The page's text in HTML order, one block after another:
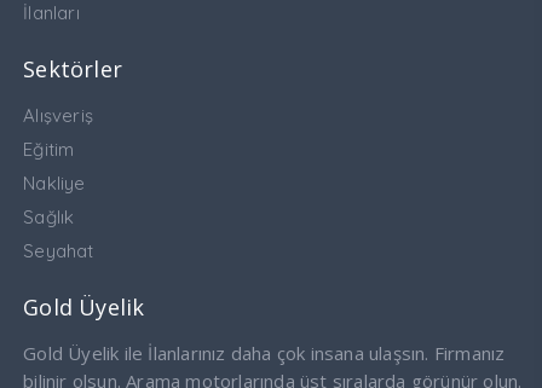
İlanları
Sektörler
Alışveriş
Eğitim
Nakliye
Sağlık
Seyahat
Gold Üyelik
Gold Üyelik ile İlanlarınız daha çok insana ulaşsın. Firmanız
bilinir olsun. Arama motorlarında üst sıralarda görünür olun.